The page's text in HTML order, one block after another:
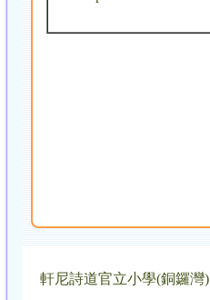
軒尼詩道官立小學(銅鑼灣)